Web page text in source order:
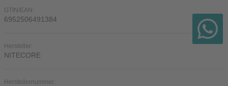
GTIN/EAN:
6952506491384
Hersteller:
NITECORE
Herstellernummer: